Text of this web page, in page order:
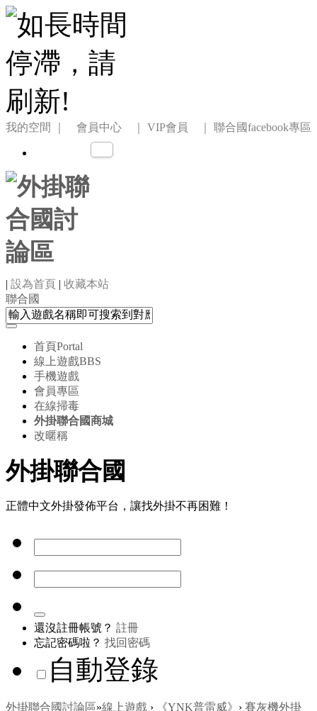
我的空間 ｜ 會員中心 ｜ VIP會員 ｜ 聯合國facebook專區
| 設為首頁 | 收藏本站
聯合國
首頁Portal
線上遊戲BBS
手機遊戲
會員專區
在線掃毒
外掛聯合國商城
改暱稱
外掛聯合國
正體中文外掛發佈平台，讓找外掛不再困難！
還沒註冊帳號？ 註冊
忘記密碼啦？ 找回密碼
自動登錄
外掛聯合國討論區»線上遊戲 › 《YNK普雷威》 › 賽灰機外掛